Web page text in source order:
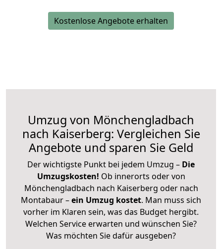
Kostenlose Angebote erhalten
Umzug von Mönchengladbach
nach Kaiserberg: Vergleichen Sie
Angebote und sparen Sie Geld
Der wichtigste Punkt bei jedem Umzug – Die
Umzugskosten! Ob innerorts oder von
Mönchengladbach nach Kaiserberg oder nach
Montabaur –ein Umzug kostet. Man muss sich
vorher im Klaren sein, was das Budget hergibt.
Welchen Service erwarten und wünschen Sie?
Was möchten Sie dafür ausgeben?